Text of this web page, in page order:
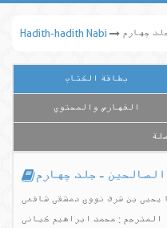
Hadith-hadith Nabi چهارم
بطاقة الكتاب
الفهارس والمحتوي
- جلد چهارم
یحیی بن شرف نووی دمشقی شافعی
المترجم : محمد ابراهیم کیانی